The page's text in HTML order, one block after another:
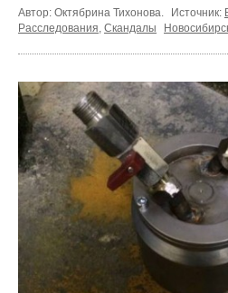
Автор: Октябрина Тихонова. Источник:
Расследования, Скандалы